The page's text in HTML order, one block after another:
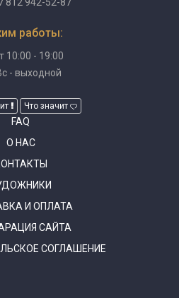
работы:
10:00 - 19:00
- выходной
Что значит
FAQ
О НАС
И ОПЛАТА
САЙТА
СОГЛАШЕНИЕ